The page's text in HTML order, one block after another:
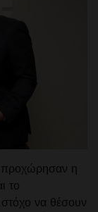
προχώρησαν η
το
να θέσουν